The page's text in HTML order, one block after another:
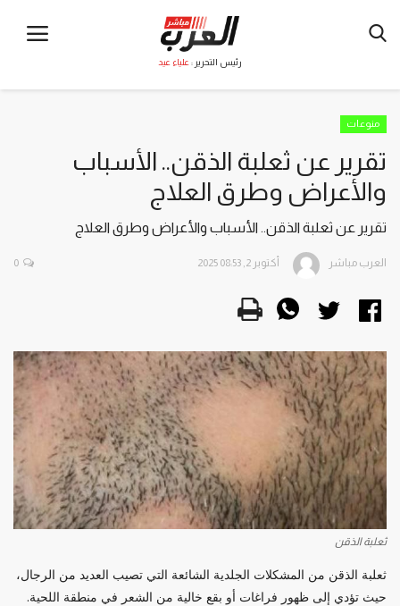
رئيس التحرير : علياء عيد
منوعات
تقرير عن ثعلبة الذقن.. الأسباب
والأعراض وطرق العلاج
تقرير عن ثعلبة الذقن.. الأسباب والأعراض وطرق العلاج
العرب مباشر أكتوبر 2, 2025 08:53 0
ثعلبة الذقن
ثعلبة الذقن من المشكلات الجلدية الشائعة التي تصيب العديد من الرجال،
حيث تؤدي إلى ظهور فراغات أو بقع خالية من الشعر في منطقة اللحية.